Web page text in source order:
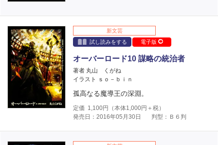
新文芸
試し読みをする
電子版
オーバーロード10 謀略の統治者
著者 丸山 くがね
イラスト ｓｏ－ｂｉｎ
孤高なる魔導王の深淵。
定価 1,100円（本体1,000円＋税）
発売日：2016年05月30日
判型：Ｂ６判